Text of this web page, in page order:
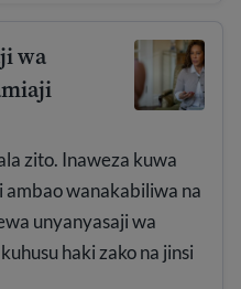
wa
zito. Inaweza kuwa
ambao wanakabiliwa na
unyanyasaji wa
haki zako na jinsi